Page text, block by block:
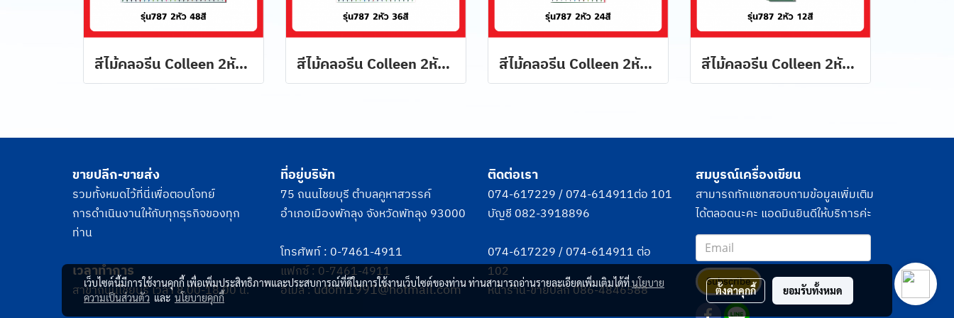
สีไม้คลอรีน Colleen 2หัว 48 สี 24 แท่ง รุ่น 787 สีไม้คลอรีน Colleen 2หัว 36 สี 18 แท่ง รุ่น 787 สีไม้คลอรีน Colleen 2หัว 24 สี 12 แท่ง รุ่น 787 สีไม้คลอรีน Colleen 2หัว 12 สี 6 แท่ง รุ่น 787
ขายปลีก-ขายส่ง
รวมทั้งหมดไว้ที่นี่เพื่อตอบโจทย์
การดำเนินงานให้กับทุกธุรกิจของทุก
ท่าน
เวลาทำการ
สาขาถนนไชยบุรี เวลา 8.00-18.00 น.
ที่อยู่บริษัท
75 ถนนไชยบุรี ตำบลคูหาสวรรค์
อำเภอเมืองพักลุง จังหวัดพัทลุง 93000
โทรศัพท์ : 0-7461-4911
แฟกซ์ : 0-7461-4911
อีเมล :udom1991@hotmail.com
ติดต่อเรา
074-617229/074-614911ต่อ 101
บัญชี 082-3918896
074-617229/074-614911 ต่อ
102
หน้าร้าน-ขายปลีก086-4846588
สมบูรณ์เครื่องเขียน
สามารถทักแชทสอบถามข้อมูลเพิ่มเติม
ได้ตลอดนะคะ แอดมินยินดีให้บริการค่ะ
Subscribe
เว็บไซต์นี้มีการใช้งานคุกกี้ เพื่อเพิ่มประสิทธิภาพและประสบการณ์ที่ดีในการใช้งานเว็บไซต์ของท่าน ท่านสามารถอ่านรายละเอียดเพิ่มเติมได้ที่นโยบาย
ความเป็นส่วนตัว และนโยบายคุกกี้
ตั้งค่าคุกกี้ ยอมรับทั้งหมด